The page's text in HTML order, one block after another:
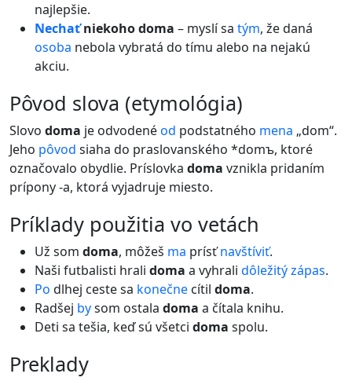
najlepšie.
Nechaťniekoho doma – myslí sa tým, že daná
osoba nebola vybratá do tímu alebo na nejakú
akciu.
pôvod slova (etymológia)
Slovo doma je odvodenéod podstatného mena „dom“.
Jeho pôvod siaha do praslovanského *domъ, ktoré
označovalo obydlie. Príslovka doma vznikla pridaním
prípony -a, ktorá vyjadruje miesto.
príklady použitia vo vetách
Už som doma, môžeš ma prísťnavštíviť.
Naši futbalisti hrali doma a vyhrali dôležitýzápas.
Po dlhej ceste sa konečne cítil doma.
Radšej bysom ostala doma a čítala knihu.
Deti sa tešia, keď sú všetci doma spolu.
preklady